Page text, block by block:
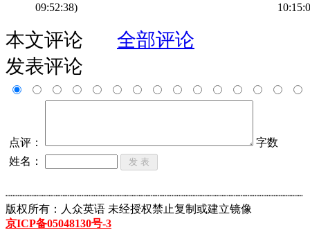
09:52:38)
本文评论
全部评论
发表评论
点评：
字数
姓名：
┈┈┈┈┈┈┈┈┈┈┈┈┈┈┈┈┈┈┈┈┈┈┈┈┈┈┈┈┈┈┈┈┈┈┈┈┈┈┈┈┈┈┈
版权所有：人众英语 未经授权禁止复制或建立镜像
京ICP备05048130号-3